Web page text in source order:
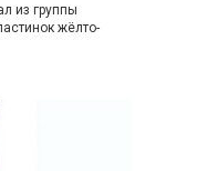
из группы
жёлто-